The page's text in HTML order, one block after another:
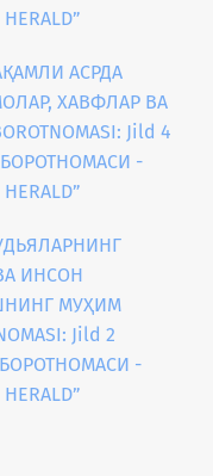
АСРДА
ХАВФЛАР ВА
Jild 4
-
ИНСОН
МУҲИМ
Jild 2
-